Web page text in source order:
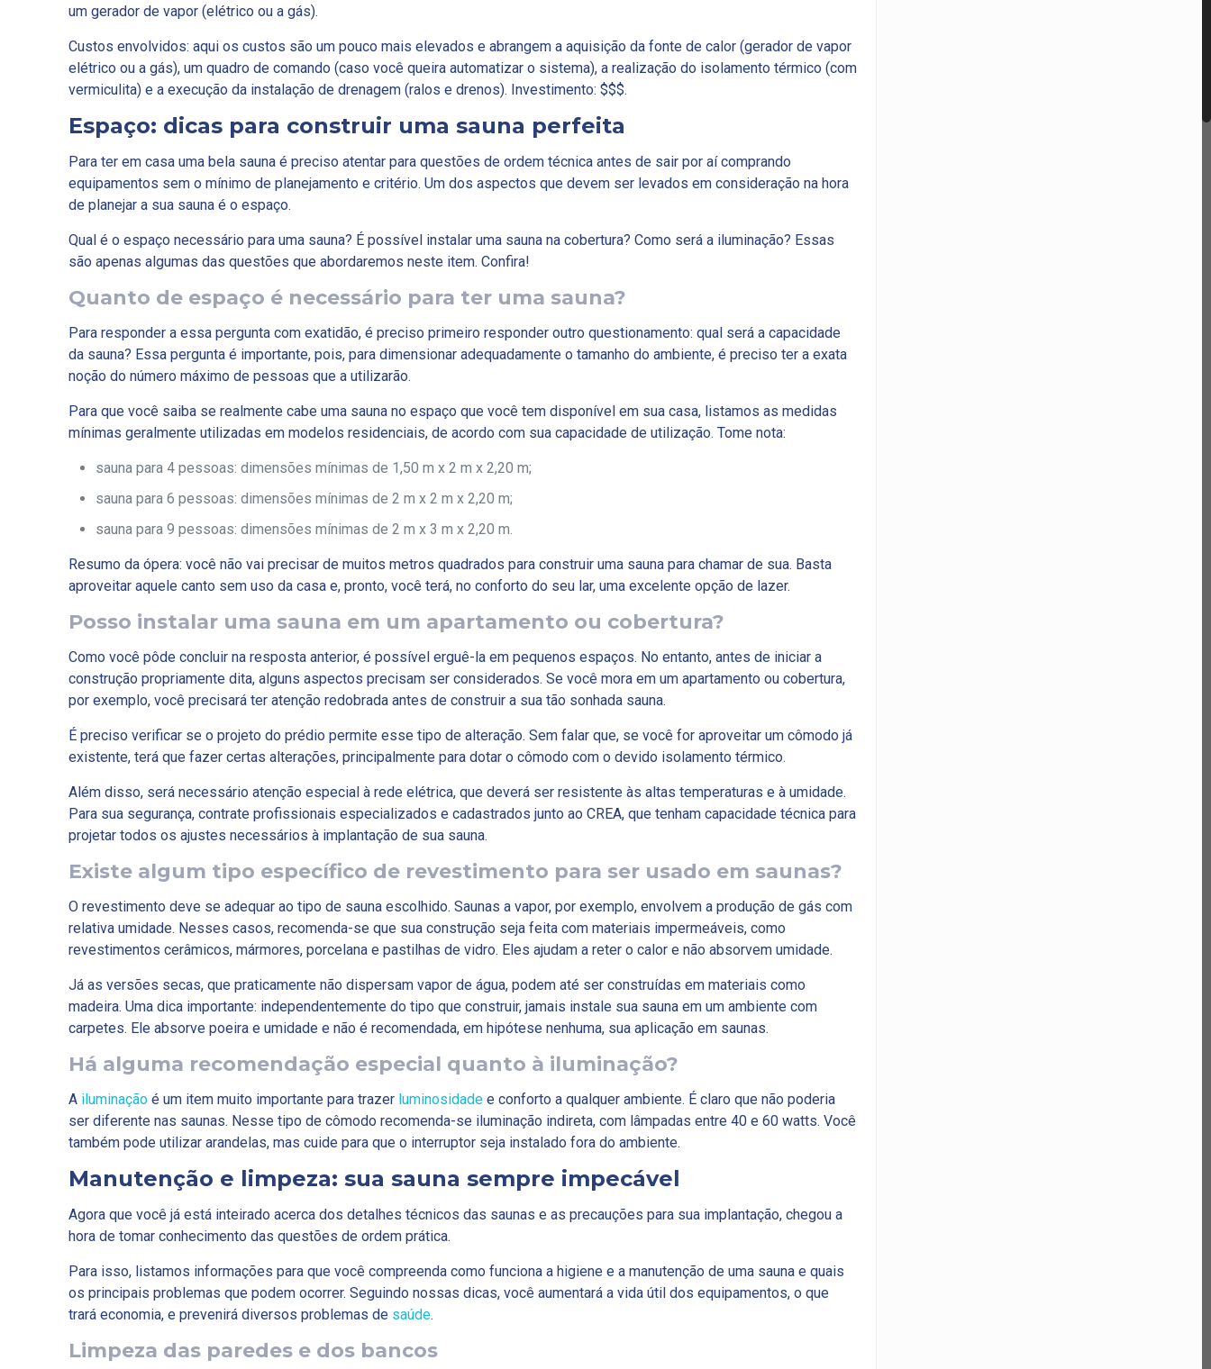
um gerador de vapor (elétrico ou a gás).
Custos envolvidos: aqui os custos são um pouco mais elevados e abrangem a aquisição da fonte de calor (gerador de vapor
elétrico ou a gás), um quadro de comando (caso você queira automatizar o sistema), a realização do isolamento térmico (com
vermiculita) e a execução da instalação de drenagem (ralos e drenos). Investimento: $$$.
Espaço: dicas para construir uma sauna perfeita
Para ter em casa uma bela sauna é preciso atentar para questões de ordem técnica antes de sair por aí comprando
equipamentos sem o mínimo de planejamento e critério. Um dos aspectos que devem ser levados em consideração na hora
de planejar a sua sauna é o espaço.
Qual é o espaço necessário para uma sauna? É possível instalar uma sauna na cobertura? Como será a iluminação? Essas
são apenas algumas das questões que abordaremos neste item. Confira!
Quanto de espaço é necessário para ter uma sauna?
Para responder a essa pergunta com exatidão, é preciso primeiro responder outro questionamento: qual será a capacidade
da sauna? Essa pergunta é importante, pois, para dimensionar adequadamente o tamanho do ambiente, é preciso ter a exata
noção do número máximo de pessoas que a utilizarão.
Para que você saiba se realmente cabe uma sauna no espaço que você tem disponível em sua casa, listamos as medidas
mínimas geralmente utilizadas em modelos residenciais, de acordo com sua capacidade de utilização. Tome nota:
sauna para 4 pessoas: dimensões mínimas de 1,50 m x 2 m x 2,20 m;
sauna para 6 pessoas: dimensões mínimas de 2 m x 2 m x 2,20 m;
sauna para 9 pessoas: dimensões mínimas de 2 m x 3 m x 2,20 m.
Resumo da ópera: você não vai precisar de muitos metros quadrados para construir uma sauna para chamar de sua. Basta
aproveitar aquele canto sem uso da casa e, pronto, você terá, no conforto do seu lar, uma excelente opção de lazer.
Posso instalar uma sauna em um apartamento ou cobertura?
Como você pôde concluir na resposta anterior, é possível erguê-la em pequenos espaços. No entanto, antes de iniciar a
construção propriamente dita, alguns aspectos precisam ser considerados. Se você mora em um apartamento ou cobertura,
por exemplo, você precisará ter atenção redobrada antes de construir a sua tão sonhada sauna.
É preciso verificar se o projeto do prédio permite esse tipo de alteração. Sem falar que, se você for aproveitar um cômodo já
existente, terá que fazer certas alterações, principalmente para dotar o cômodo com o devido isolamento térmico.
Além disso, será necessário atenção especial à rede elétrica, que deverá ser resistente às altas temperaturas e à umidade.
Para sua segurança, contrate profissionais especializados e cadastrados junto ao CREA, que tenham capacidade técnica para
projetar todos os ajustes necessários à implantação de sua sauna.
Existe algum tipo específico de revestimento para ser usado em saunas?
O revestimento deve se adequar ao tipo de sauna escolhido. Saunas a vapor, por exemplo, envolvem a produção de gás com
relativa umidade. Nesses casos, recomenda-se que sua construção seja feita com materiais impermeáveis, como
revestimentos cerâmicos, mármores, porcelana e pastilhas de vidro. Eles ajudam a reter o calor e não absorvem umidade.
Já as versões secas, que praticamente não dispersam vapor de água, podem até ser construídas em materiais como
madeira. Uma dica importante: independentemente do tipo que construir, jamais instale sua sauna em um ambiente com
carpetes. Ele absorve poeira e umidade e não é recomendada, em hipótese nenhuma, sua aplicação em saunas.
Há alguma recomendação especial quanto à iluminação?
A iluminaçãoé um item muito importante para trazer luminosidadee conforto a qualquer ambiente. É claro que não poderia
ser diferente nas saunas. Nesse tipo de cômodo recomenda-se iluminação indireta, com lâmpadas entre 40 e 60 watts. Você
também pode utilizar arandelas, mas cuide para que o interruptor seja instalado fora do ambiente.
Manutenção e limpeza: sua sauna sempre impecável
Agora que você já está inteirado acerca dos detalhes técnicos das saunas e as precauções para sua implantação, chegou a
hora de tomar conhecimento das questões de ordem prática.
Para isso, listamos informações para que você compreenda como funciona a higiene e a manutenção de uma sauna e quais
os principais problemas que podem ocorrer. Seguindo nossas dicas, você aumentará a vida útil dos equipamentos, o que
trará economia, e prevenirá diversos problemas de saúde.
Limpeza das paredes e dos bancos